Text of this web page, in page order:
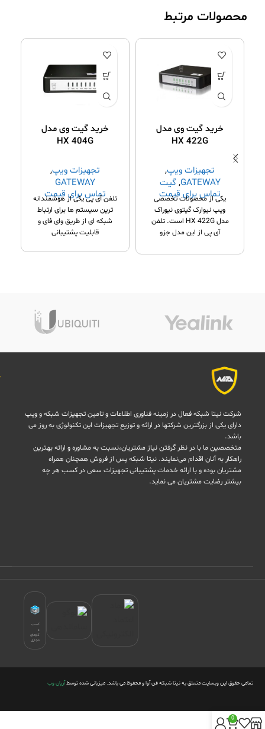
محصولات مرتبط
خرید گیت وی مدل
HX 422G
ﺗﺠﻬﯿﺰات وﯾپ,
GATEWAY
,گیت
وی fxo
,گیت وی
fxs
,گیت وی نیوراک
تماس برای قیمت
یکی از محصولات تخصصی
ویپ نیوارک گیتوی نیوراک
مدل HX 422G است. تلفن
آی پی از این مدل جزو
خرید گیت وی مدل
HX 404G
ﺗﺠﻬﯿﺰات وﯾپ,
GATEWAY
تماس برای قیمت
تلفن آی پی یکی از هوشمندانه
ترین سیستم ها برای ارتباط
شبکه ای از طریق وای فای و
قابلیت پشتیبانی
شرکت نیتا شبکه فعال در زمینه فناوری اطلاعات و تامین تجهیزات شبکه و ویپ
دارای یکی از بزرگترین شرکتها در ارائه و توزیع تجهیزات این تکنولوژی به روز می
باشد.
متخصصین ما با در نظر گرفتن نیاز مشتریان،نسبت به مشاوره و ارائه بهترین
راهکار به آنان اقدام می‌نمایند. نیتا شبکه پس از فروش همچنان همراه
مشتریان بوده و با ارائه خدمات پشتیبانی تجهیزات سعی در کسب هر چه
بیشتر رضایت مشتریان می نماید.
کسب
و
کارهای
مجازی
تمامی حقوق این وبسایت متعلق به نیتا شبکه فن آوا و محفوظ می باشد. میزبانی شده توسطآریان وب
0